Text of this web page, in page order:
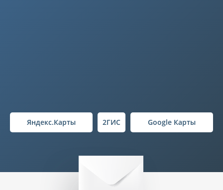
Яндекс.Карты 2ГИС Google Карты